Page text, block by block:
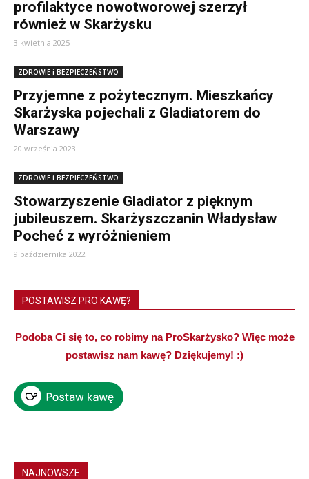
profilaktyce nowotworowej szerzył
również w Skarżysku
3 kwietnia 2025
ZDROWIE i BEZPIECZEŃSTWO
Przyjemne z pożytecznym. Mieszkańcy
Skarżyska pojechali z Gladiatorem do
Warszawy
20 września 2023
ZDROWIE i BEZPIECZEŃSTWO
Stowarzyszenie Gladiator z pięknym
jubileuszem. Skarżyszczanin Władysław
Pocheć z wyróżnieniem
9 października 2022
POSTAWISZ PRO KAWĘ?
Podoba Ci się to, co robimy na ProSkarżysko? Więc może
postawisz nam kawę? Dziękujemy! :)
NAJNOWSZE